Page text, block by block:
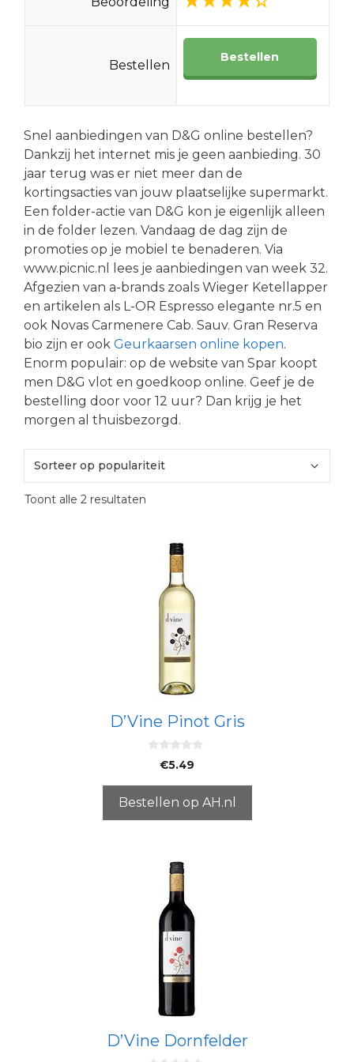
Bestellen
Bestellen
Snel aanbiedingen van D&G online bestellen?
Dankzij het internet mis je geen aanbieding. 30
jaar terug was er niet meer dan de
kortingsacties van jouw plaatselijke supermarkt.
Een folder-actie van D&G kon je eigenlijk alleen
in de folder lezen. Vandaag de dag zijn de
promoties op je mobiel te benaderen. Via
www.picnic.nl lees je aanbiedingen van week 32.
Afgezien van a-brands zoals Wieger Ketellapper
en artikelen als L-OR Espresso elegante nr.5 en
ook Novas Carmenere Cab. Sauv. Gran Reserva
bio zijn er ook Geurkaarsen online kopen.
Enorm populair: op de website van Spar koopt
men D&G vlot en goedkoop online. Geef je de
bestelling door voor 12 uur? Dan krijg je het
morgen al thuisbezorgd.
Toont alle 2 resultaten
D’Vine Pinot Gris
5
€5.49
Bestellen op AH.nl
D’Vine Dornfelder